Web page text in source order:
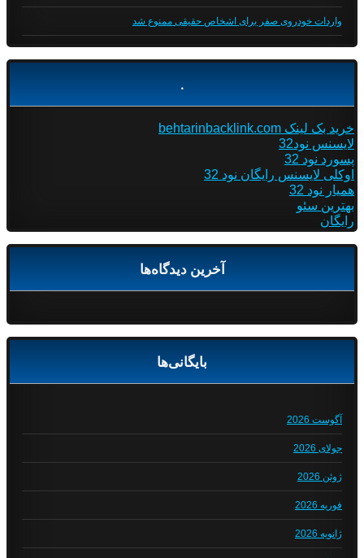
واردات خودروی صفر برای اشخاص حقیقی ممنوع شد
.
خرید بک لینک behtarinbacklink.com
لایسنس نود32
پسورد نود 32
اوکلی لایسنس رایگان نود 32
همیار نود 32
بهترین سئو
رایگان
آخرین دیدگاه‌ها
بایگانی‌ها
آگوست 2026
جولای 2026
ژوئن 2026
فوریه 2026
ژانویه 2026